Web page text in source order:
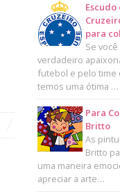
para
Se
verdadeiro
futebol e pelo time
temos uma ótima …
Para
Britto
As
Britto
uma maneira
apreciar a arte…